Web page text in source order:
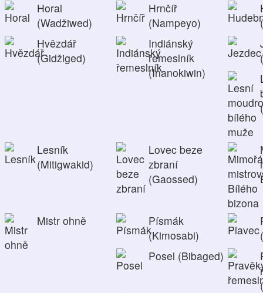
Horal
(Wadžiwed)
Hrnčíř
(Nampeyo)
Hvězdář
(Gidžiged)
Indiánský
řemeslník
(Inanokiwin)
Lesník
(Mitigwakid)
Lovec beze
zbraní
(Gaossed)
Mistr ohně
Písmák
(Kimosabi)
Posel (Bibaged)